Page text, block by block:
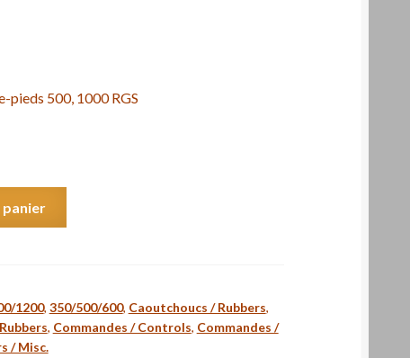
pieds 500, 1000 RGS
panier
1200, 350/500/600, Caoutchoucs / Rubbers,
, Commandes / Controls, Commandes /
/ Misc.